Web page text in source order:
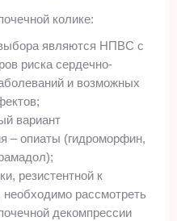
колике:
являются НПВС с
риска сердечно-
и возможных
вариант
– опиаты (гидроморфин,
резистентной к
необходимо рассмотреть
декомпрессии